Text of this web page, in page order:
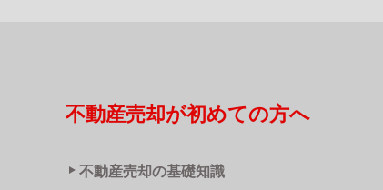
不動産売却が初めての方へ
不動産売却の基礎知識